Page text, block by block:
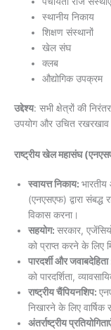
स्थानीय निकाय
शिक्षण संस्थानों
खेल संघ
क्लब
औद्योगिक उपक्रम
उद्देश्य: सभी क्षेत्रों की
उपयोग और उचित रखरखाव
राष्ट्रीय खेल महासंघ
स्वायत्त निकाय:
(एनएसएफ) द्वारा
विकास करना।
सहयोग: सरकार,
को प्राप्त करने के लिए
पारदर्शी और जवाबदेहिता
को पारदर्शिता,
राष्ट्रीय चैंपियनशिप:
निखारने के लिए वार्षिक
अंतर्राष्ट्रीय